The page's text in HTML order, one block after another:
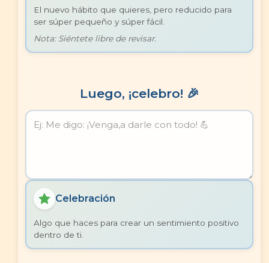
El nuevo hábito que quieres, pero reducido para
ser súper pequeño y súper fácil.
Nota: Siéntete libre de revisar.
Luego, ¡celebro! 🎉
Celebración
Algo que haces para crear un sentimiento positivo
dentro de ti.